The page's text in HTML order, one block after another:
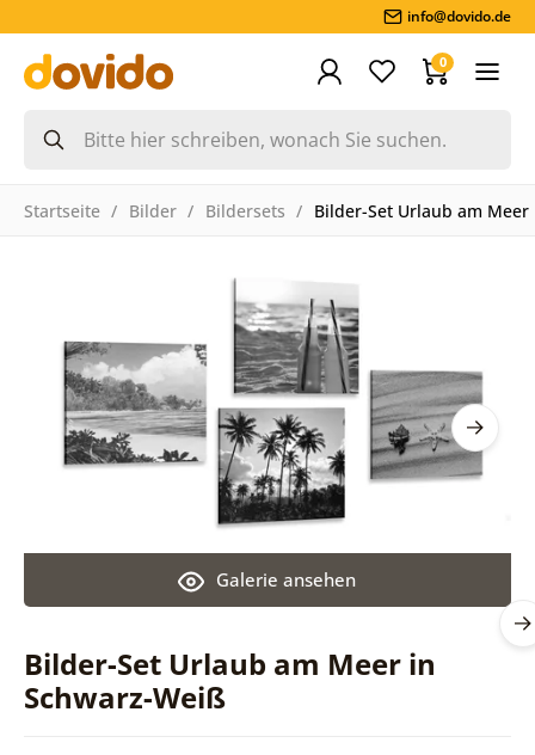
info@dovido.de
0
Startseite Bilder Bildersets Bilder-Set Urlaub am Meer
Bilder-Set Urlaub am Meer in
Schwarz-Weiß
Galerie ansehen